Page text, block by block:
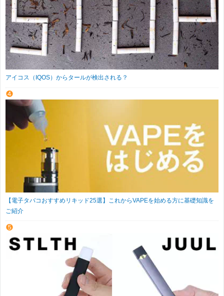
アイコス（IQOS）からタールが検出される？
【電子タバコおすすめリキッド25選】これからVAPEを始める方に基礎知識を
ご紹介